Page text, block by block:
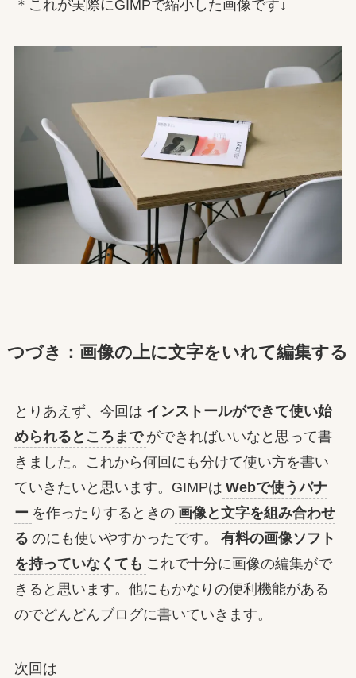
＊これが実際にGIMPで縮小した画像です↓
つづき：画像の上に文字をいれて編集する
とりあえず、今回は インストールができて使い始
められるところまで ができればいいなと思って書
きました。これから何回にも分けて使い方を書い
ていきたいと思います。GIMPは Webで使うバナ
ー を作ったりするときの 画像と文字を組み合わせ
る のにも使いやすかったです。
有料の画像ソフト
を持っていなくても これで十分に画像の編集がで
きると思います。他にもかなりの便利機能がある
のでどんどんブログに書いていきます。
次回は